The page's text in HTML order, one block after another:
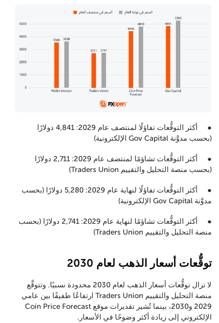
● أكثر التوقُّعات تفاؤلًا لمنتصف عام 2029: 4,841 دولارًا
(بحسب مدوَّنة Gov Capital الإلكترونية)
● أكثر التوقُّعات تشاؤمًا لمنتصف عام 2029: 2,711 دولارًا
(بحسب منصة التحليل والتقييم Traders Union)
● أكثر التوقُّعات تفاؤلًا لنهاية عام 2029: 5,280 دولارًا (بحسب
مدوَّنة Gov Capital الإلكترونية)
● أكثر التوقُّعات تشاؤمًا لنهاية عام 2029: 2,741 دولارًا (بحسب
منصة التحليل والتقييم Traders Union)
توقُّعات أسعار الذهب لعام 2030
لا تزال توقُّعات أسعار الذهب لعام 2030 محدودة نسبيًا. وتتوقَّع
منصة التحليل والتقييم Traders Union ارتفاعًا طفيفًا بين عامي
2029 و2030، بينما تُشير تقديرات موقع Coin Price Forecast
الإلكتروني إلى زيادة أكثر وضوحًا في الأسعار.